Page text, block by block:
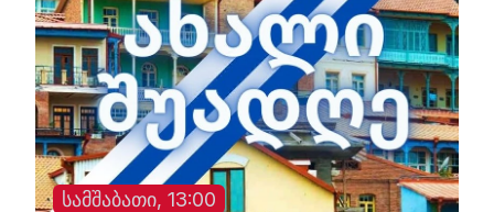
სამშაბათი, 13:00